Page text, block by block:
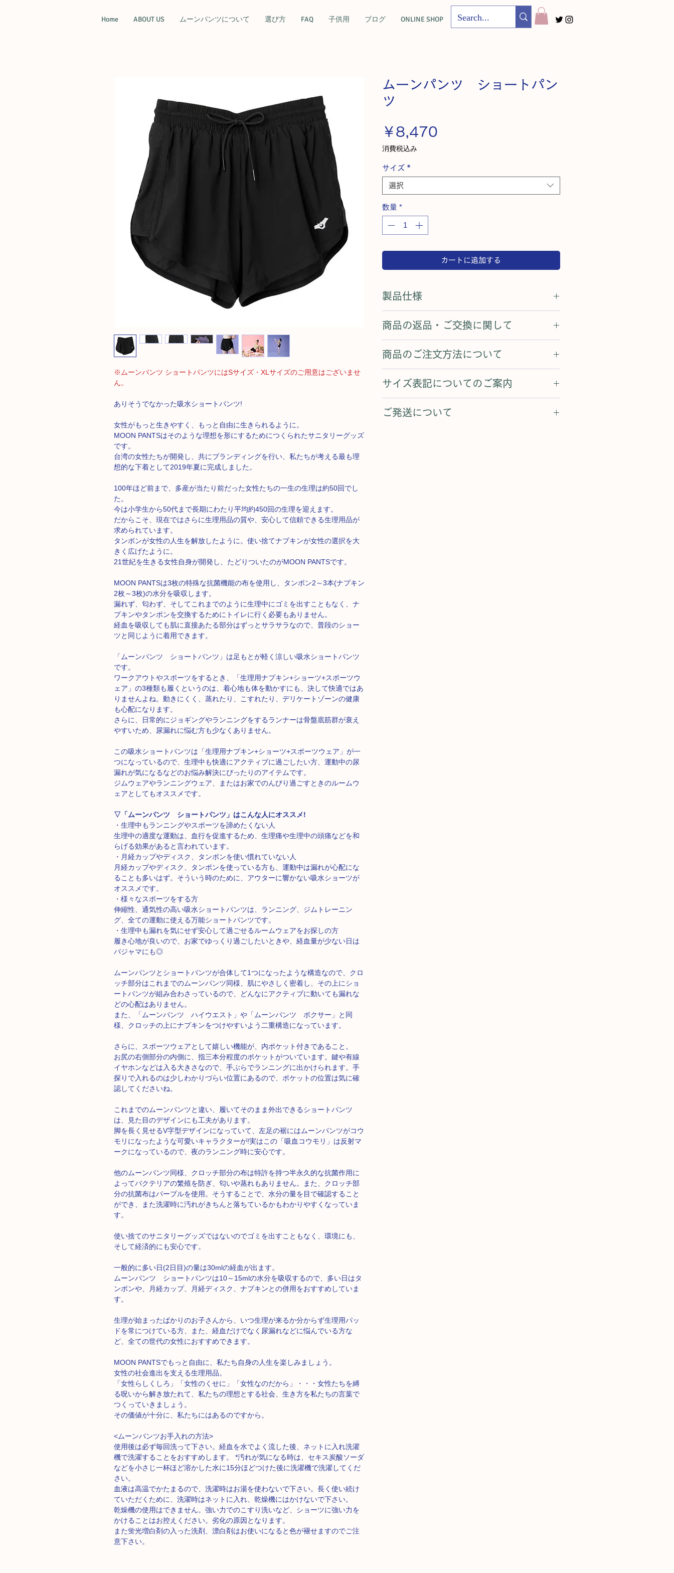
Home ABOUT US ムーンパンツについて 選び方 FAQ 子供用 ブログ ONLINE SHOP
※ムーンパンツ ショートパンツにはSサイズ・XLサイズのご用意はございませ
ん。
ありそうでなかった吸水ショートパンツ!
女性がもっと生きやすく、もっと自由に生きられるように。
MOON PANTSはそのような理想を形にするためにつくられたサニタリーグッズ
です。
台湾の女性たちが開発し、共にブランディングを行い、私たちが考える最も理
想的な下着として2019年夏に完成しました。
100年ほど前まで、多産が当たり前だった女性たちの一生の生理は約50回でし
た。
今は小学生から50代まで長期にわたり平均約450回の生理を迎えます。
だからこそ、現在ではさらに生理用品の質や、安心して信頼できる生理用品が
求められています。
タンポンが女性の人生を解放したように。使い捨てナプキンが女性の選択を大
きく広げたように。
21世紀を生きる女性自身が開発し、たどりついたのがMOON PANTSです。
MOON PANTSは3枚の特殊な抗菌機能の布を使用し、タンポン2～3本(ナプキン
2枚～3枚)の水分を吸収します。
漏れず、匂わず、そしてこれまでのように生理中にゴミを出すこともなく、ナ
プキンやタンポンを交換するためにトイレに行く必要もありません。
経血を吸収しても肌に直接あたる部分はずっとサラサラなので、普段のショー
ツと同じように着用できます。
「ムーンパンツ ショートパンツ」は⾜もとが軽く涼しい吸⽔ショートパンツ
です。
ワークアウトやスポーツをするとき、「生理用ナプキン+ショーツ+スポーツウ
ェア」の3種類も履くというのは、着心地も体を動かすにも、決して快適ではあ
りませんよね。動きにくく、蒸れたり、こすれたり、デリケートゾーンの健康
も心配になります。
さらに、日常的にジョギングやランニングをするランナーは骨盤底筋群が衰え
やすいため、尿漏れに悩む方も少なくありません。
この吸水ショートパンツは「生理用ナプキン+ショーツ+スポーツウェア」が一
つになっているので、生理中も快適にアクティブに過ごしたい方、運動中の尿
漏れが気になるなどのお悩み解決にぴったりのアイテムです。
ジムウェアやランニングウェア、またはお家でのんびり過ごすときのルームウ
ェアとしてもオススメです。
▽「ムーンパンツ ショートパンツ」はこんな人にオススメ!
・生理中もランニングやスポーツを諦めたくない人
生理中の適度な運動は、血行を促進するため、生理痛や生理中の頭痛などを和
らげる効果があると⾔われています。
・月経カップやディスク、タンポンを使い慣れていない⼈
月経カップやディスク、タンポンを使っている⽅も、運動中は漏れが心配にな
ることも多いはず。そういう時のために、アウターに響かない吸水ショーツが
オススメです。
・様々なスポーツをする方
伸縮性、通気性の高い吸水ショートパンツは、ランニング、ジムトレーニン
グ、全ての運動に使える万能ショートパンツです。
・生理中も漏れを気にせず安心して過ごせるルームウェアをお探しの方
履き心地が良いので、お家でゆっくり過ごしたいときや、経血量が少ない日は
パジャマにも◎
ムーンパンツとショートパンツが合体して1つになったような構造なので、クロ
ッチ部分はこれまでのムーンパンツ同様、肌にやさしく密着し、その上にショ
ートパンツが組み合わさっているので、どんなにアクティブに動いても漏れな
どの心配はありません。
また、「ムーンパンツ ハイウエスト」や「ムーンパンツ ボクサー」と同
様、クロッチの上にナプキンをつけやすいよう二重構造になっています。
さらに、スポーツウェアとして嬉しい機能が、内ポケット付きであること。
お尻の右側部分の内側に、指三本分程度のポケットがついています。鍵や有線
イヤホンなどは入る大きさなので、手ぶらでランニングに出かけられます。手
探りで入れるのは少しわかりづらい位置にあるので、ポケットの位置は気に確
認してくださいね。
これまでのムーンパンツと違い、履いてそのまま外出できるショートパンツ
は、見た目のデザインにも工夫があります。
脚を長く見せるV字型デザインになっていて、左足の裾にはムーンパンツがコウ
モリになったような可愛いキャラクターが!実はこの「吸血コウモリ」は反射マ
ークになっているので、夜のランニング時に安心です。
他のムーンパンツ同様、クロッチ部分の布は特許を持つ半永久的な抗菌作用に
よってバクテリアの繁殖を防ぎ、匂いや蒸れもありません。また、クロッチ部
分の抗菌布はパープルを使用。そうすることで、水分の量を目で確認すること
ができ、また洗濯時に汚れがきちんと落ちているかもわかりやすくなっていま
す。
使い捨てのサニタリーグッズではないのでゴミを出すこともなく、環境にも、
そして経済的にも安心です。
一般的に多い日(2日目)の量は30mlの経血が出ます。
ムーンパンツ ショートパンツは10～15mlの水分を吸収するので、多い日はタ
ンポンや、月経カップ、月経ディスク、ナプキンとの併用をおすすめしていま
す。
生理が始まったばかりのお子さんから、いつ生理が来るか分からず生理用パッ
ドを常につけている方、また、経血だけでなく尿漏れなどに悩んでいる方な
ど、全ての世代の女性におすすめできます。
MOON PANTSでもっと自由に、私たち自身の人生を楽しみましょう。
女性の社会進出を支える生理用品。
「女性らしくしろ」「女性のくせに」「女性なのだから」・・・女性たちを縛
る呪いから解き放たれて、私たちの理想とする社会、生き方を私たちの言葉で
つくっていきましょう。
その価値が十分に、私たちにはあるのですから。
<ムーンパンツお手入れの方法>
使用後は必ず毎回洗って下さい。経血を水でよく流した後、ネットに入れ洗濯
機で洗濯することをおすすめします。 *汚れが気になる時は、セキス炭酸ソーダ
などを小さじ一杯ほど溶かした水に15分ほどつけた後に洗濯機で洗濯してくだ
さい。
血液は高温でかたまるので、洗濯時はお湯を使わないで下さい。長く使い続け
ていただくために、洗濯時はネットに入れ、乾燥機にはかけないで下さい。
乾燥機の使用はできません。強い力でのこすり洗いなど、ショーツに強い力を
かけることはお控えください。劣化の原因となります。
また蛍光増白剤の入った洗剤、漂白剤はお使いになると色が褪せますのでご注
意下さい。
ムーンパンツ ショートパン
ツ
￥8,470価
消費税込み
サイズ *
選択
数量 *
カートに追加する
製品仕様
本体:ポリエステル95%、ポリウレタン5%
防水層:ナイロン 100%(ポリウレタンラミネート加工)
●サイズ
Mサイズ:〜98cm
Lサイズ:〜108cm
XLサイズ:〜118cm
●ブランド:MOON PANTS
商品の返品・ご交換に関して
できません。
商品のご注文方法について
サイズ表記についてのご案内
での販売時には、日本サイズに変更してご案内しており
ご発送について